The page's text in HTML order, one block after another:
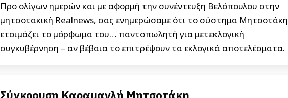
Προ ολίγων ημερών και με αφορμή την συνέντευξη Βελόπουλου στην
μητσοτακική Realnews, σας ενημερώσαμε ότι το σύστημα Μητσοτάκη
ετοιμάζει το μόρφωμα του… παντοπωλητή για μετεκλογική
συγκυβέρνηση – αν βέβαια το επιτρέψουν τα εκλογικά αποτελέσματα.